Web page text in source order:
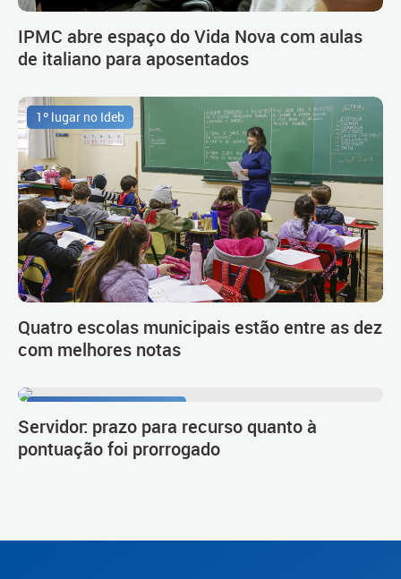
IPMC abre espaço do Vida Nova com aulas
de italiano para aposentados
1º lugar no Ideb
Quatro escolas municipais estão entre as dez
com melhores notas
Servidor: prazo para recurso quanto à
pontuação foi prorrogado